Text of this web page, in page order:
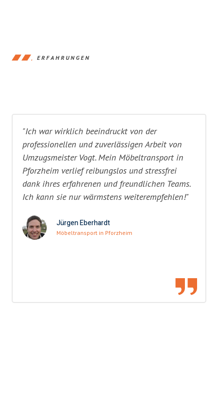
ERFAHRUNGEN
"Ich war wirklich beeindruckt von der
professionellen und zuverlässigen Arbeit von
Umzugsmeister Vogt. Mein Möbeltransport in
Pforzheim verlief reibungslos und stressfrei
dank ihres erfahrenen und freundlichen Teams.
Ich kann sie nur wärmstens weiterempfehlen!"
Jürgen Eberhardt
Möbeltransport in Pforzheim